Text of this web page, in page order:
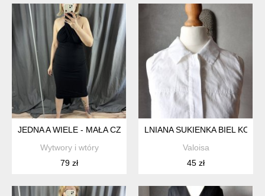
JEDNA A WIELE - MAŁA CZARNA
Wytwory i wtóry
79 zł
LNIANA SUKIENKA BIEL
Valoisa
45 zł